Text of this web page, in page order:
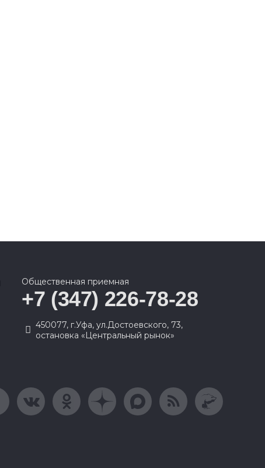
Общественная приемная
+7 (347) 226-78-28
450077, г.Уфа, ул.Достоевского, 73,
остановка «Центральный рынок»